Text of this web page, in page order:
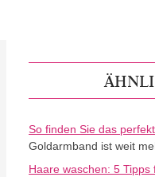
So finden Sie das
Goldarmband ist weit
Haare waschen: 5